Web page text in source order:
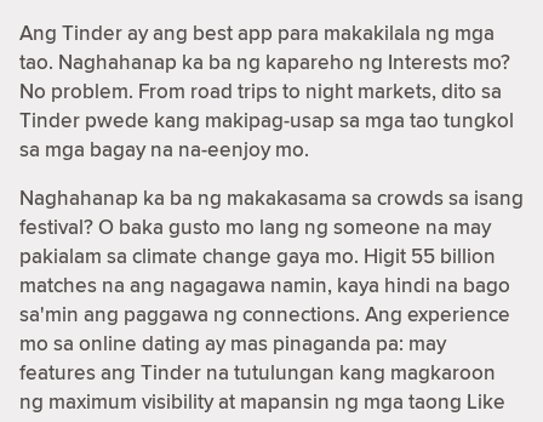
Ang Tinder ay ang best app para makakilala ng mga
tao. Naghahanap ka ba ng kapareho ng Interests mo?
No problem. From road trips to night markets, dito sa
Tinder pwede kang makipag-usap sa mga tao tungkol
sa mga bagay na na-eenjoy mo.
Naghahanap ka ba ng makakasama sa crowds sa isang
festival? O baka gusto mo lang ng someone na may
pakialam sa climate change gaya mo. Higit 55 billion
matches na ang nagagawa namin, kaya hindi na bago
sa'min ang paggawa ng connections. Ang experience
mo sa online dating ay mas pinaganda pa: may
features ang Tinder na tutulungan kang magkaroon
ng maximum visibility at mapansin ng mga taong Like